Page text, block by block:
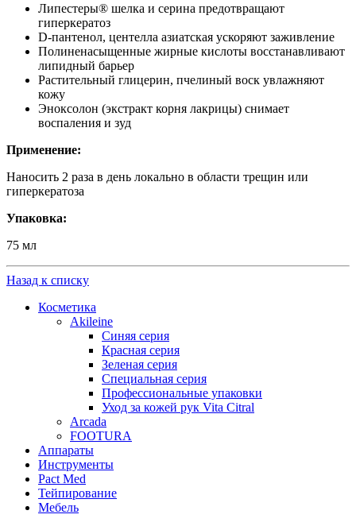
Липестеры® шелка и серина предотвращают
гиперкератоз
D-пантенол, центелла азиатская ускоряют заживление
Полиненасыщенные жирные кислоты восстанавливают
липидный барьер
Растительный глицерин, пчелиный воск увлажняют
кожу
Эноксолон (экстракт корня лакрицы) снимает
воспаления и зуд
Применение:
Наносить 2 раза в день локально в области трещин или
гиперкератоза
Упаковка:
75 мл
Назад к списку
Косметика
Akileine
Синяя серия
Красная серия
Зеленая серия
Специальная серия
Профессиональные упаковки
Уход за кожей рук Vita Citral
Arcada
FOOTURA
Аппараты
Инструменты
Pact Med
Тейпирование
Мебель